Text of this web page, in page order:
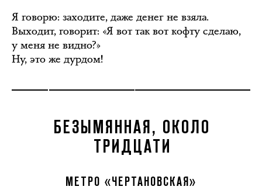
Я говорю: заходите, даже денег не взяла.
Выходит, говорит: «Я вот так вот кофту сделаю,
у меня не видно?»
Ну, это же дурдом!
БЕЗЫМЯННАЯ, ОКОЛО
ТРИДЦАТИ
МЕТРО «ЧЕРТАНОВСКАЯ»